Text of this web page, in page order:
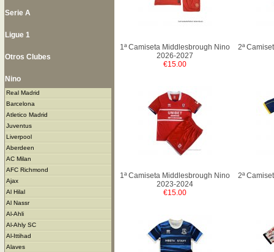
Serie A
Ligue 1
Otros Clubes
Nino
Real Madrid
Barcelona
Atletico Madrid
Juventus
Liverpool
Aberdeen
AC Milan
AFC Richmond
Ajax
Al Hilal
Al Nassr
Al-Ahli
Al-Ahly SC
Al-Ittihad
Alaves
1ª Camiseta Middlesbrough Nino
2026-2027
€15.00
2ª
1ª Camiseta Middlesbrough Nino
2023-2024
€15.00
2ª